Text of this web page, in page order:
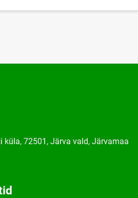
küla, 72501, Järva vald, Järvamaa